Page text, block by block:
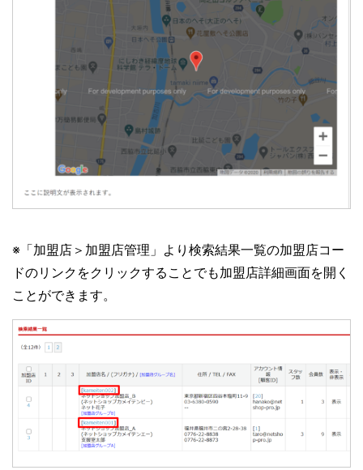
※「加盟店＞加盟店管理」より検索結果一覧の加盟店コー
ドのリンクをクリックすることでも加盟店詳細画面を開く
ことができます。